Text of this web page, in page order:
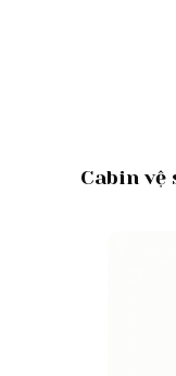
Cabin vệ